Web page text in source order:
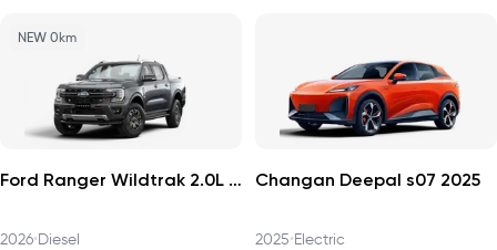
NEW 0km
Ford Ranger Wildtrak 2.0L Turbo 4×2 2026
2026•Diesel
Changan Deepal s07 2025
2025•Electric